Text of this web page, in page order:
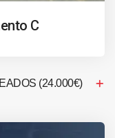
C
(24.000€)